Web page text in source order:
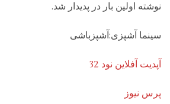
نوشته اولین بار در پدیدار شد.
سینما آشپزی:آشپزباشی
آپدیت آفلاین نود 32
پرس نیوز